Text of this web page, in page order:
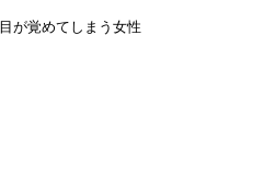
が覚めてしまう女性